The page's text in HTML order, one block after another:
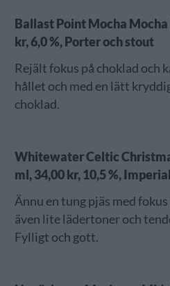
Ballast Point Mocha Mocha
kr, 6,0 %, Porter och stout
Rejält fokus på choklad och
hållet och med en lätt
choklad.
Whitewater Celtic
ml, 34,00 kr, 10,5 %,
Ännu en tung pjäs med
även lite lädertoner och
Fylligt och gott.